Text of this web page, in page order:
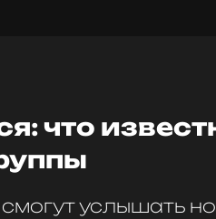
что
услышать